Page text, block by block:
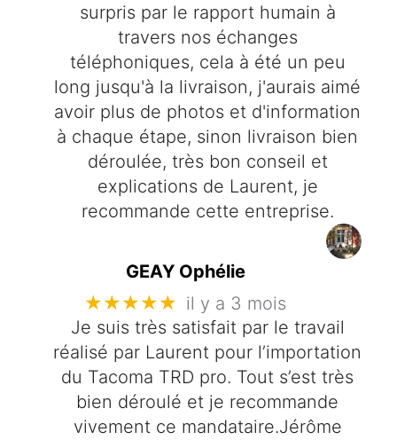
surpris par le rapport humain à
travers nos échanges
téléphoniques, cela à été un peu
long jusqu'à la livraison, j'aurais aimé
avoir plus de photos et d'information
à chaque étape, sinon livraison bien
déroulée, très bon conseil et
explications de Laurent, je
recommande cette entreprise.
GEAY Ophélie
★★★★★ il y a 3 mois
Je suis très satisfait par le travail
réalisé par Laurent pour l’importation
du Tacoma TRD pro. Tout s’est très
bien déroulé et je recommande
vivement ce mandataire.Jérôme